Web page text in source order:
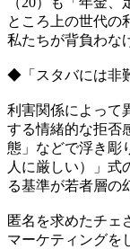
ところ上の世代の
私たちが背負わな
◆「スタバには非
利害関係によって
する情緒的な拒否
態」などで浮き彫
人に厳しい）」式
る基準が若者層の
匿名を求めたチェ
マーケティングを